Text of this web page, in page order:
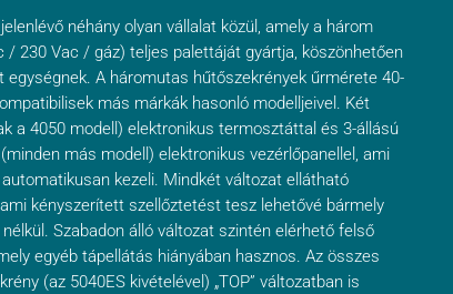
néhány olyan vállalat közül, amely a három
/ 230 Vac / gáz) teljes palettáját gyártja, köszönhetően
egységnek. A háromutas hűtőszekrények űrmérete 40-
más márkák hasonló modelljeivel. Két
a 4050 modell) elektronikus termosztáttal és 3-állású
más modell) elektronikus vezérlőpanellel, ami
kezeli. Mindkét változat ellátható
kényszerített szellőztetést tesz lehetővé bármely
Szabadon álló változat szintén elérhető felső
egyéb tápellátás hiányában hasznos. Az összes
(az 5040ES kivételével) „TOP” változatban is